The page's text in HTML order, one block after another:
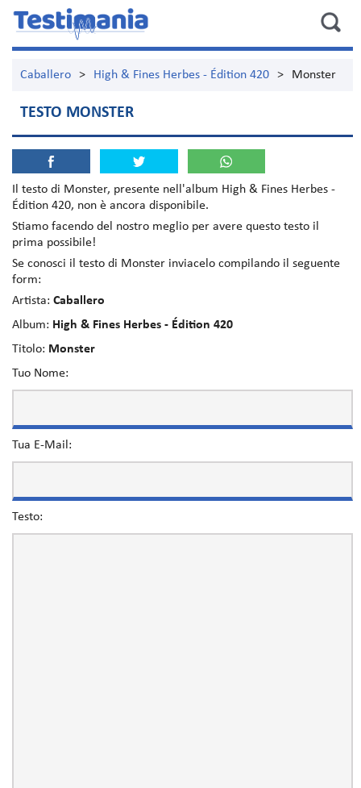
Caballero > High & Fines Herbes - Édition 420 > Monster
TESTO MONSTER
Il testo di Monster, presente nell'album High & Fines Herbes -
Édition 420, non è ancora disponibile.
Stiamo facendo del nostro meglio per avere questo testo il
prima possibile!
Se conosci il testo di Monster inviacelo compilando il seguente
form:
Artista: Caballero
Album: High & Fines Herbes - Édition 420
Titolo: Monster
Tuo Nome:
Tua E-Mail:
Testo: